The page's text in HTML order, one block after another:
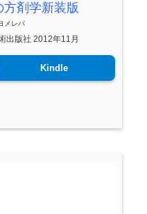
剤学新装版
メレバ
出版社 2012年11月
Kindle